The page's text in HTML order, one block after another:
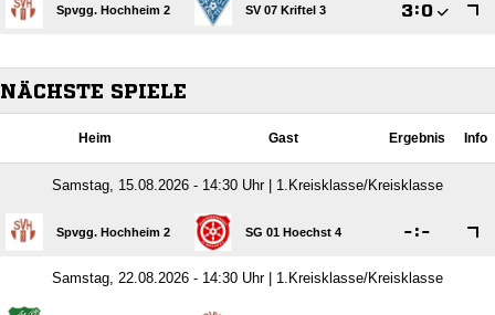
Spvgg. Hochheim 2 SV 07 Kriftel 3 :
NÄCHSTE SPIELE
Heim Gast Ergebnis Info
Samstag, 15.08.2026 - 14:30 Uhr | 1.Kreisklasse/Kreisklasse
Spvgg. Hochheim 2 SG 01 Hoechst 4 :
Samstag, 22.08.2026 - 14:30 Uhr | 1.Kreisklasse/Kreisklasse